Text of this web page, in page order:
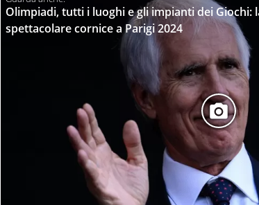
Olimpiadi, tutti i luoghi e gli impianti dei Giochi:
spettacolare cornice a Parigi 2024